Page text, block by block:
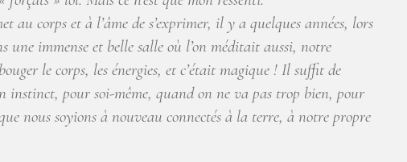
au corps et à l’âme de s’exprimer, il y a quelques années, lors
une immense et belle salle où l’on méditait aussi, notre
le corps, les énergies, et c’était magique ! Il suffit de
instinct, pour soi-même, quand on ne va pas trop bien, pour
nous soyions à nouveau connectés à la terre, à notre propre